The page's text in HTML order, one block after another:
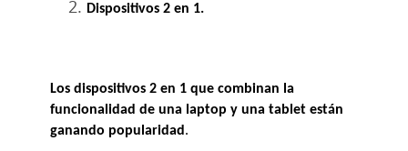
Dispositivos 2 en 1.
Los dispositivos 2 en 1 que combinan la
funcionalidad de una laptop y una tablet están
ganando popularidad .